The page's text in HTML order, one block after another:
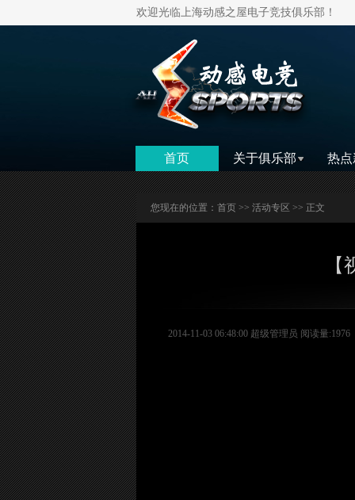
欢迎光临上海动感之屋电子竞技俱乐部！
首页 关于俱乐部 热
您现在的位置： 首页 >> 活动专区 >> 正文
2014-11-03 06:48:00 超级管理员 阅读量:1976